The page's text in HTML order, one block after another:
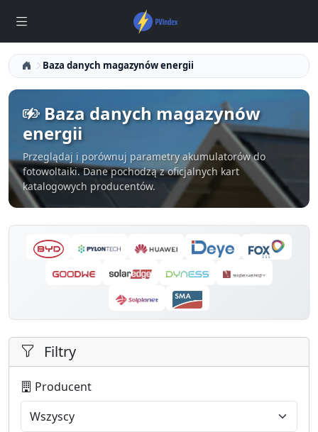
Baza danych magazynów energii
Baza danych magazynów
energii
Przeglądaj i porównuj parametry akumulatorów do
fotowoltaiki. Dane pochodzą z oficjalnych kart
katalogowych producentów.
Filtry
Producent